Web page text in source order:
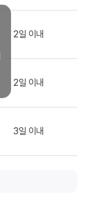
2일 이내
2일 이내
3일 이내